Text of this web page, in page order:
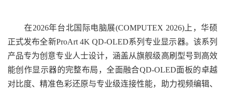
在2026年台北国际电脑展(COMPUTEX 2026)上，华硕
正式发布全新ProArt 4K QD-OLED系列专业显示器。该系列
产品专为创意专业人士设计，涵盖从旗舰级高刷型号到高效
能创作显示器的完整布局，全面融合QD-OLED面板的卓越
对比度、精准色彩还原与专业级连接性能，助力视频编辑、